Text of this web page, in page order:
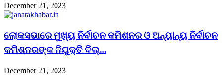
December 21, 2023
ଲୋକସଭାରେ ମୁଖ୍ୟ ନିର୍ବାଚନ କମିଶନର ଓ ଅନ୍ୟାନ୍ୟ ନିର୍ବାଚନ
କମିଶନରଙ୍କ ନିଯୁକ୍ତି ବିଲ୍…
December 21, 2023